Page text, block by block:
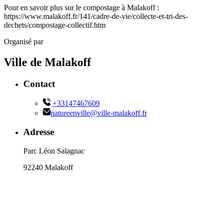
Pour en savoir plus sur le compostage à Malakoff :
https://www.malakoff.fr/141/cadre-de-vie/collecte-et-tri-des-
dechets/compostage-collectif.htm
Organisé par
Ville de Malakoff
Contact
+33147467609
natureenville@ville-malakoff.fr
Adresse
Parc Léon Salagnac
92240 Malakoff